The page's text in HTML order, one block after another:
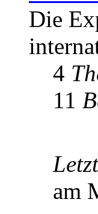
Die
4
11
am